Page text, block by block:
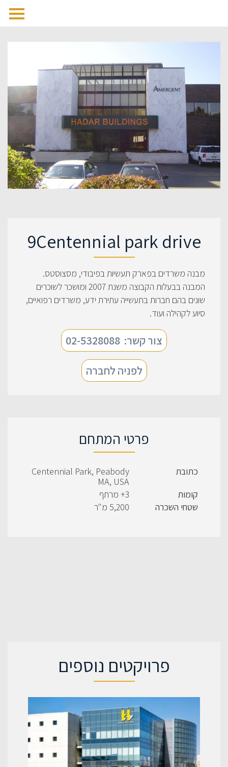
9Centennial park drive
מבנה משרדים בפארק תעשיות בפיבודי, מסצוסטס.
המבנה בבעלות הקבוצה משנת 2007 ומושכר לשוכרים
שונים בהם חברות בתעשייה עתירת ידע, משרדים רפואיים,
סיוע לקהילה ועוד.
צור קשר: 02-5328088
לפניה לחברה
פרטי המתחם
כתובת
Centennial Park, Peabody
MA, USA
קומות
3+ מרתף
שטחי השכרה
5,200 מ"ר
פרויקטים נוספים